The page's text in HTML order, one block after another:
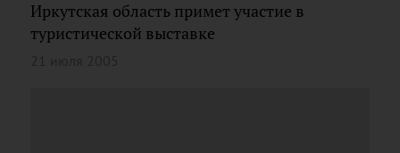
Иркутская область примет участие в
туристической выставке